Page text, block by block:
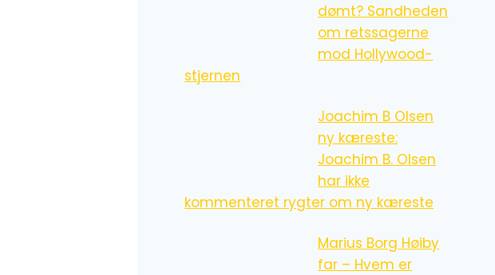
dømt? Sandheden
om retssagerne
mod Hollywood-
stjernen
Joachim B Olsen
ny kæreste:
Joachim B. Olsen
har ikke
kommenteret rygter om ny kæreste
Marius Borg Høiby
far – Hvem er